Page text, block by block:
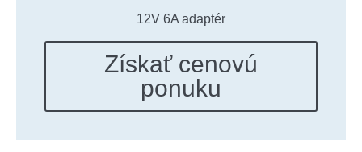
12V 6A adaptér
Získať cenovú
ponuku